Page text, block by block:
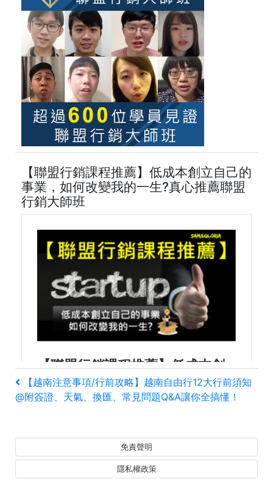
【聯盟行銷課程推薦】低成本創立自己的
事業，如何改變我的一生?真心推薦聯盟
行銷大師班
文
章
導
覽
上
一
章
【越南注意事項/行前攻略】越南自由行12大行前須知
@附簽證、天氣、換匯、常見問題Q&A讓你全搞懂！
免責聲明
隱私權政策